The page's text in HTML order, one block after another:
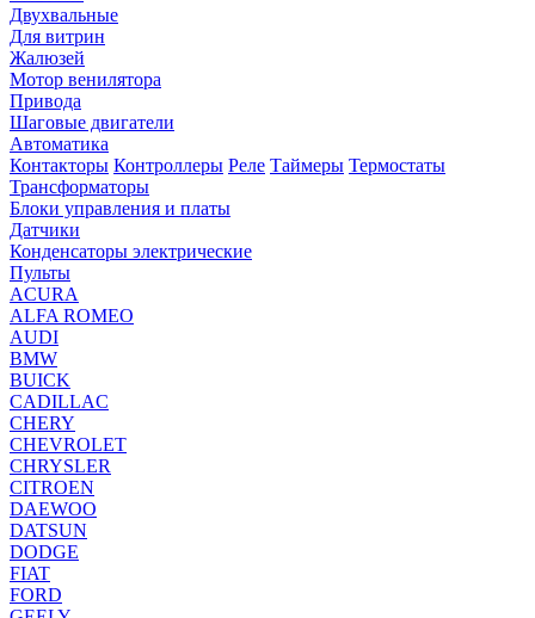
Двухвальные
Для витрин
Жалюзей
Мотор венилятора
Привода
Шаговые двигатели
Автоматика
Контакторы Контроллеры Реле Таймеры Термостаты
Трансформаторы
Блоки управления и платы
Датчики
Конденсаторы электрические
Пульты
ACURA
ALFA ROMEO
AUDI
BMW
BUICK
CADILLAC
CHERY
CHEVROLET
CHRYSLER
CITROEN
DAEWOO
DATSUN
DODGE
FIAT
FORD